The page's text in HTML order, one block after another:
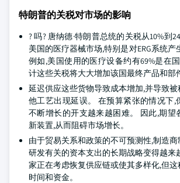
特朗普的关税对市场的影响
? 吗? 唐纳德·特朗普总统的关税从10%到
美国的医疗器械市场,特别是对ERG系统
例如,美国使用的医疗设备约有69%是在
计这些关税将大大增加该国最终产品和部
延迟供应这些货物导致成本增加,并导致
他工艺出现延误。 在预算紧张的情况下,
不断增长的开支越来越困难。 因此,期望
新装置,从而阻碍市场增长。
由于贸易关系和政策的不可预测性,制造
研发有关的资本支出的长期战略变得越来
家正在考虑恢复供应链或使其多样化,但
时间和资金。